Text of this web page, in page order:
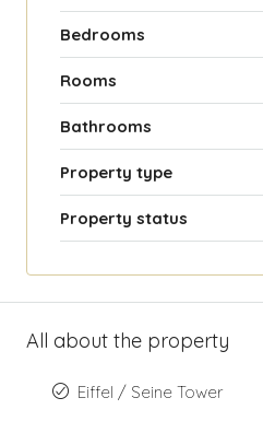
Bedrooms
Rooms
Bathrooms
Property type
Property status
All about the property
Eiffel / Seine Tower